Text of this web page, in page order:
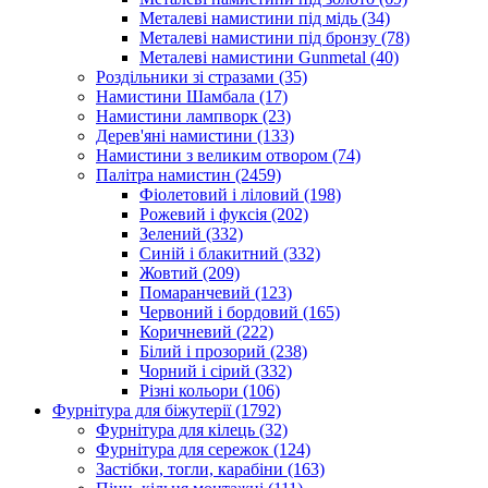
Металеві намистини під мідь (34)
Металеві намистини під бронзу (78)
Металеві намистини Gunmetal (40)
Роздільники зі стразами (35)
Намистини Шамбала (17)
Намистини лампворк (23)
Дерев'яні намистини (133)
Намистини з великим отвором (74)
Палітра намистин (2459)
Фіолетовий і ліловий (198)
Рожевий і фуксія (202)
Зелений (332)
Синій і блакитний (332)
Жовтий (209)
Помаранчевий (123)
Червоний і бордовий (165)
Коричневий (222)
Білий і прозорий (238)
Чорний і сірий (332)
Різні кольори (106)
Фурнітура для біжутерії(1792)
Фурнітура для кілець (32)
Фурнітура для сережок (124)
Застібки, тогли, карабіни (163)